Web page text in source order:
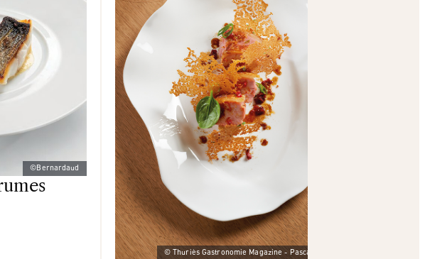
©Bernardaud
© Thuriès Gastronomie Magazine - Pascal Lattes